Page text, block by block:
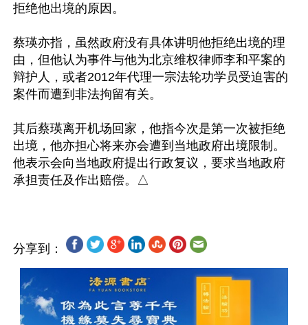
拒绝他出境的原因。
蔡瑛亦指，虽然政府没有具体讲明他拒绝出境的理
由，但他认为事件与他为北京维权律师李和平案的
辩护人，或者2012年代理一宗法轮功学员受迫害的
案件而遭到非法拘留有关。
其后蔡瑛离开机场回家，他指今次是第一次被拒绝
出境，他亦担心将来亦会遭到当地政府出境限制。
他表示会向当地政府提出行政复议，要求当地政府
分享到：